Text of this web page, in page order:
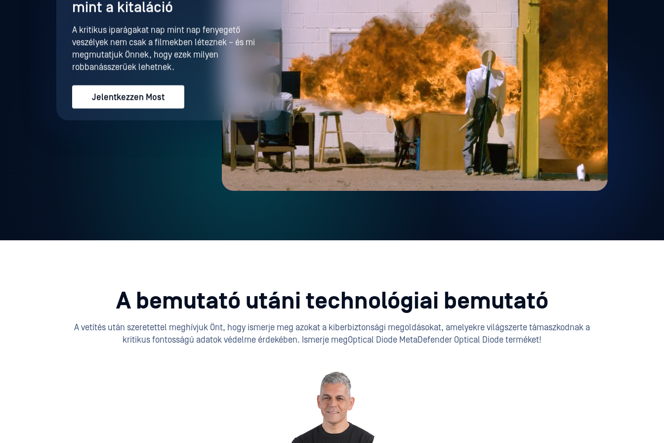
mint a kitaláció
A kritikus iparágakat nap mint nap fenyegető
veszélyek nem csak a filmekben léteznek – és mi
megmutatjuk Önnek, hogy ezek milyen
robbanásszerűek lehetnek.
Jelentkezzen Most
A bemutató utáni technológiai bemutató
A vetítés után szeretettel meghívjuk Önt, hogy ismerje meg azokat a kiberbiztonsági megoldásokat, amelyekre világszerte támaszkodnak a
kritikus fontosságú adatok védelme érdekében. Ismerje megOptical Diode MetaDefender Optical Diode terméket!